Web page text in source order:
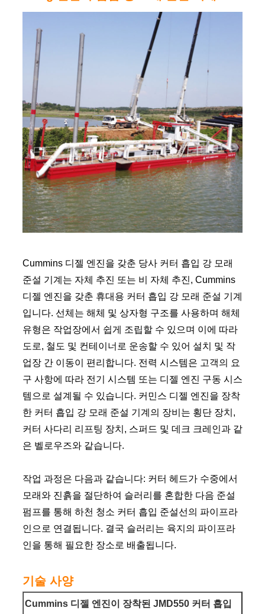
Cummins 디젤 엔진을 갖춘 당사 커터 흡입 강 모래
준설 기계는 자체 추진 또는 비 자체 추진, Cummins
디젤 엔진을 갖춘 휴대용 커터 흡입 강 모래 준설 기계
입니다. 선체는 해체 및 상자형 구조를 사용하며 해체
유형은 작업장에서 쉽게 조립할 수 있으며 이에 따라
도로, 철도 및 컨테이너로 운송할 수 있어 설치 및 작
업장 간 이동이 편리합니다. 전력 시스템은 고객의 요
구 사항에 따라 전기 시스템 또는 디젤 엔진 구동 시스
템으로 설계될 수 있습니다. 커민스 디젤 엔진을 장착
한 커터 흡입 강 모래 준설 기계의 장비는 횡단 장치,
커터 사다리 리프팅 장치, 스퍼드 및 데크 크레인과 같
은 벨로우즈와 같습니다.
작업 과정은 다음과 같습니다: 커터 헤드가 수중에서
모래와 진흙을 절단하여 슬러리를 혼합한 다음 준설
펌프를 통해 하천 청소 커터 흡입 준설선의 파이프라
인으로 연결됩니다. 결국 슬러리는 육지의 파이프라
인을 통해 필요한 장소로 배출됩니다.
기술 사양
Cummins 디젤 엔진이 장착된 JMD550 커터 흡입